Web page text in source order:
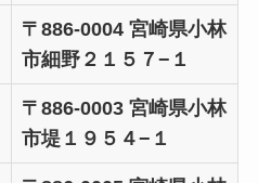
〒886-0004 宮崎県小林
市細野２１５７−１
〒886-0003 宮崎県小林
市堤１９５４−１